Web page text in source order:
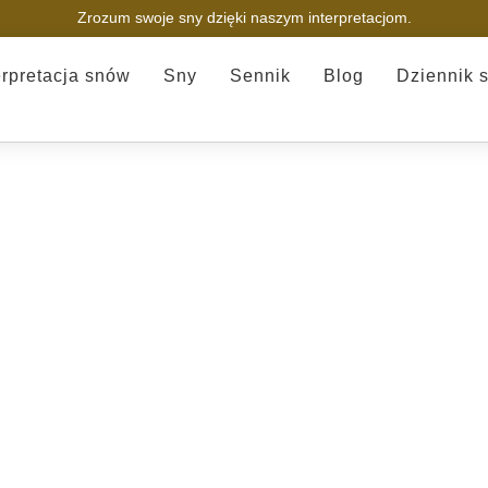
Zrozum swoje sny dzięki naszym interpretacjom.
snów Sny Sennik Blog Dziennik